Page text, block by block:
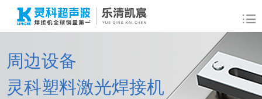
周边设备
灵科塑料激光焊接机